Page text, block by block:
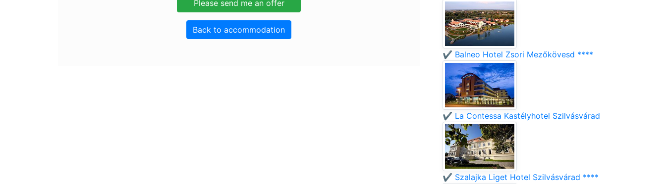
Back to accommodation
✔️ Balneo Hotel Zsori Mezőkövesd ****
✔️ La Contessa Kastélyhotel Szilvásvárad
✔️ Szalajka Liget Hotel Szilvásvárad ****